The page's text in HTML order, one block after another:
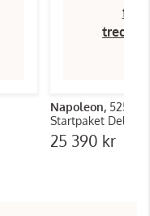
Napoleon, 525
Startpaket Deluxe
25 390 kr